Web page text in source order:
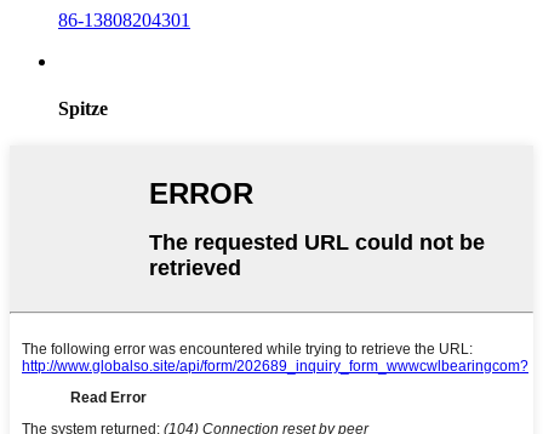
86-13808204301
Spitze